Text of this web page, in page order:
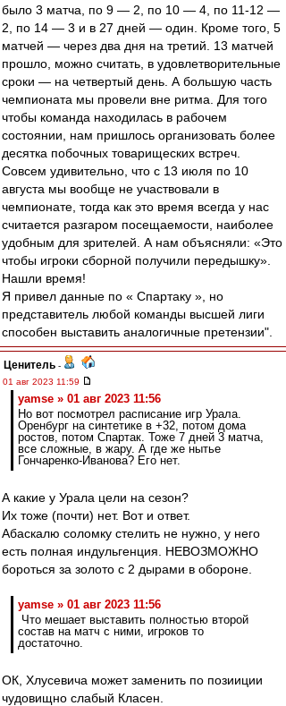
было 3 матча, по 9 — 2, по 10 — 4, по 11-12 —
2, по 14 — 3 и в 27 дней — один. Кроме того, 5
матчей — через два дня на третий. 13 матчей
прошло, можно считать, в удовлетворительные
сроки — на четвертый день. А большую часть
чемпионата мы провели вне ритма. Для того
чтобы команда находилась в рабочем
состоянии, нам пришлось организовать более
десятка побочных товарищеских встреч.
Совсем удивительно, что с 13 июля по 10
августа мы вообще не участвовали в
чемпионате, тогда как это время всегда у нас
считается разгаром посещаемости, наиболее
удобным для зрителей. А нам объясняли: «Это
чтобы игроки сборной получили передышку».
Нашли время!
Я привел данные по « Спартаку », но
представитель любой команды высшей лиги
способен выставить аналогичные претензии".
Ценитель -
01 авг 2023 11:59
yamse » 01 авг 2023 11:56
Но вот посмотрел расписание игр Урала.
Оренбург на синтетике в +32, потом дома
ростов, потом Спартак. Тоже 7 дней 3 матча,
все сложные, в жару. А где же нытье
Гончаренко-Иванова? Его нет.
А какие у Урала цели на сезон?
Их тоже (почти) нет. Вот и ответ.
Абаскалю соломку стелить не нужно, у него
есть полная индульгенция. НЕВОЗМОЖНО
бороться за золото с 2 дырами в обороне.
yamse » 01 авг 2023 11:56
Что мешает выставить полностью второй
состав на матч с ними, игроков то
достаточно.
ОК, Хлусевича может заменить по позииции
чудовищно слабый Класен.